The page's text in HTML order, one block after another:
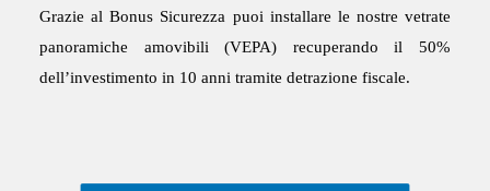
Grazie al Bonus Sicurezza puoi installare le nostre vetrate
panoramiche amovibili (VEPA) recuperando il 50%
dell’investimento in 10 anni tramite detrazione fiscale.